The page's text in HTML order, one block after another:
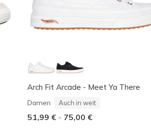
Arch Fit Arcade - Meet Ya There
Damen Auch in weit
51,99 € - 75,00 €